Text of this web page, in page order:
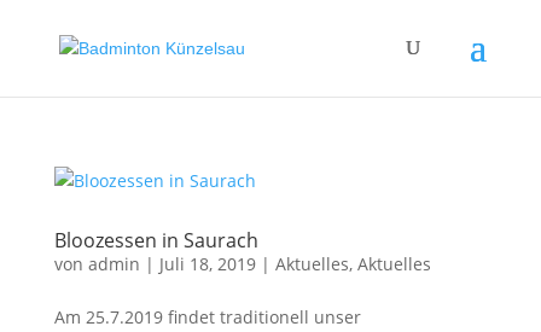
Bloozessen in Saurach
von admin | Juli 18, 2019| Aktuelles, Aktuelles
Am 25.7.2019 findet traditionell unser